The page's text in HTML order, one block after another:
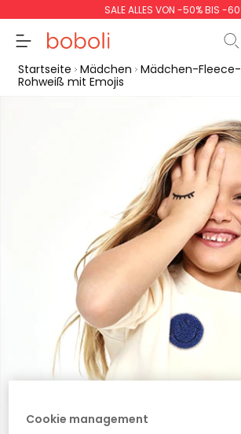
SALE ALLES VON -50% BIS -
Start
Startseite Mädchen Mädchen-
Rohweiß mit Emojis
Cookie management